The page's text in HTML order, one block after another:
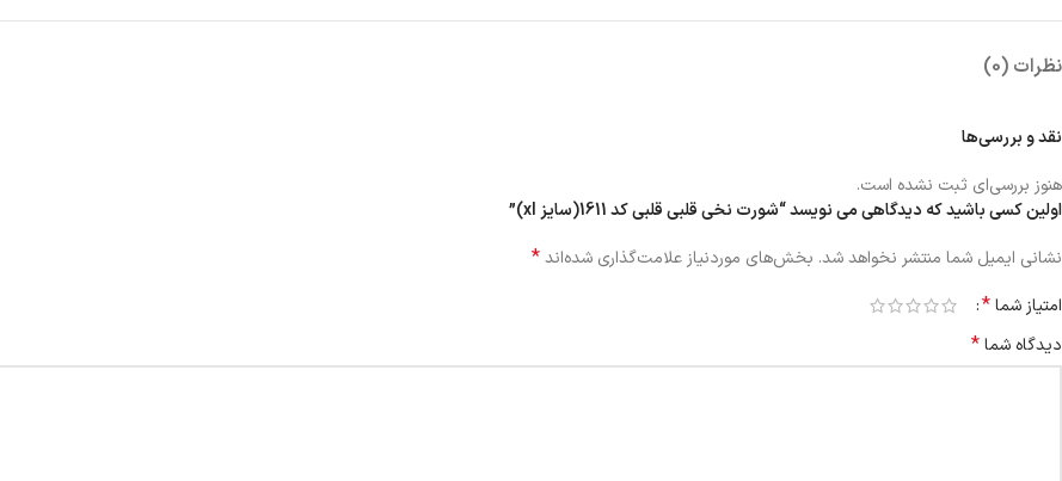
نظرات (0)
نقد و بررسی‌ها
هنوز بررسی‌ای ثبت نشده است.
اولین کسی باشید که دیدگاهی می نویسد “شورت نخی قلبی قلبی کد 1611(سایز xl)”
نشانی ایمیل شما منتشر نخواهد شد. بخش‌های موردنیاز علامت‌گذاری شده‌اند*
امتیاز شما*
دیدگاه شما*